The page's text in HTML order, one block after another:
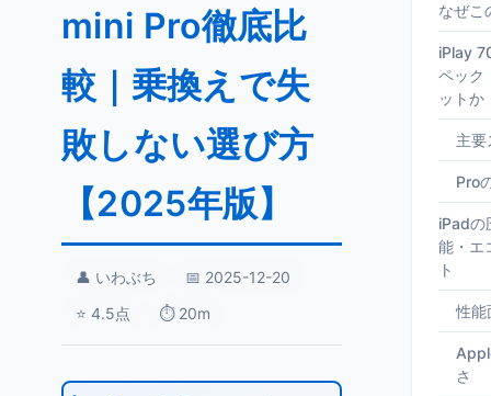
mini Pro徹底比
較｜乗換えで失
敗しない選び方
【2025年版】
👤 いわぶち
📅 2025-12-20
⭐ 4.5点
⏱️ 20m
なぜこ
iPlay
ペック
ットか
主要
Pro
iPadの
能・エ
ト
性能
さ